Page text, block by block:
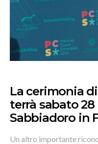
La cerimonia
terrà sabato
Sabbiadoro in
Un altro importante